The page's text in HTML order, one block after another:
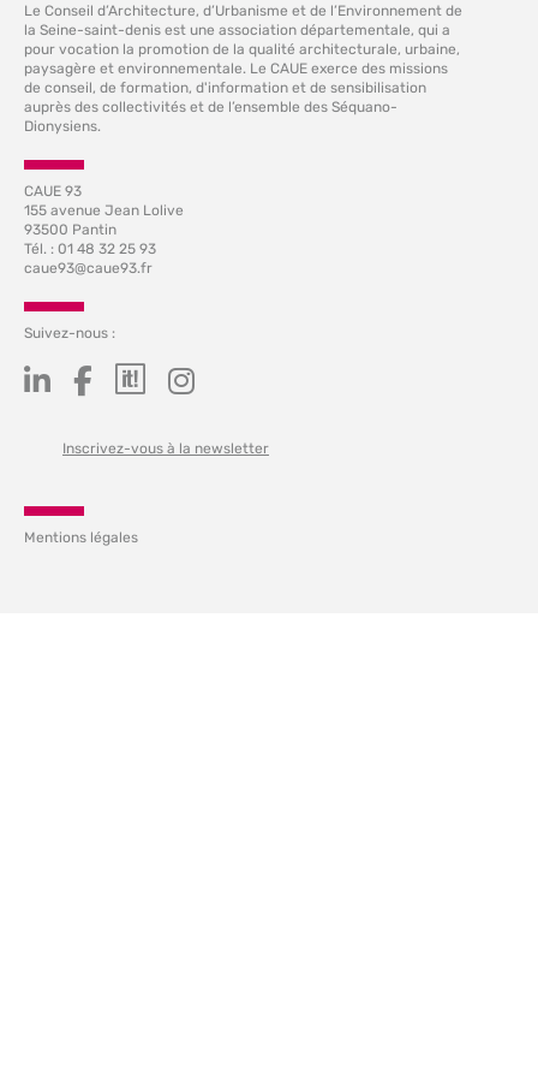
Le Conseil d’Architecture, d’Urbanisme et de l’Environnement de
la Seine-saint-denis est une association départementale, qui a
pour vocation la promotion de la qualité architecturale, urbaine,
paysagère et environnementale. Le CAUE exerce des missions
de conseil, de formation, d'information et de sensibilisation
auprès des collectivités et de l’ensemble des Séquano-
Dionysiens.
CAUE 93
155 avenue Jean Lolive
93500 Pantin
Tél. : 01 48 32 25 93
caue93@caue93.fr
Suivez-nous :
Inscrivez-vous à la newsletter
Mentions légales